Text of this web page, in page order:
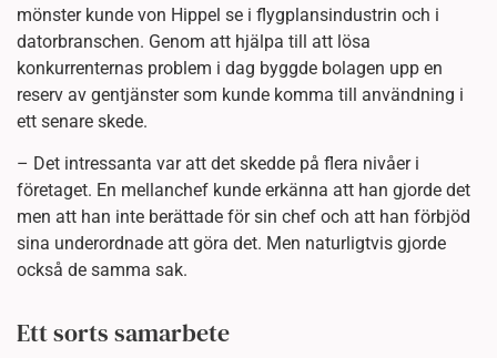
mönster kunde von Hippel se i flygplansindustrin och i
datorbranschen. Genom att hjälpa till att lösa
konkurrenternas problem i dag byggde bolagen upp en
reserv av gentjänster som kunde komma till användning i
ett senare skede.
– Det intressanta var att det skedde på flera nivåer i
företaget. En mellanchef kunde erkänna att han gjorde det
men att han inte berättade för sin chef och att han förbjöd
sina underordnade att göra det. Men naturligtvis gjorde
också de samma sak.
Ett sorts samarbete